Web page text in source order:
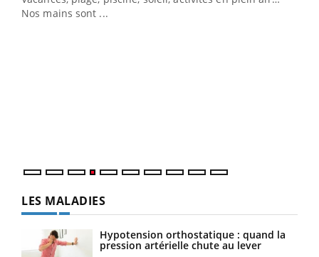
Nos mains sont ...
LES MALADIES
Hypotension orthostatique : quand la
pression artérielle chute au lever